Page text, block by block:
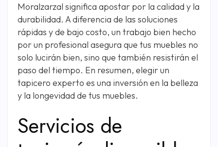
Moralzarzal significa apostar por la calidad y la
durabilidad. A diferencia de las soluciones
rápidas y de bajo costo, un trabajo bien hecho
por un profesional asegura que tus muebles no
solo lucirán bien, sino que también resistirán el
paso del tiempo. En resumen, elegir un
tapicero experto es una inversión en la belleza
y la longevidad de tus muebles.
Servicios de